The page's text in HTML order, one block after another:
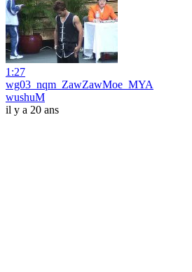
1:27
wg03_nqm_ZawZawMoe_MYA
wushuM
il y a 20 ans